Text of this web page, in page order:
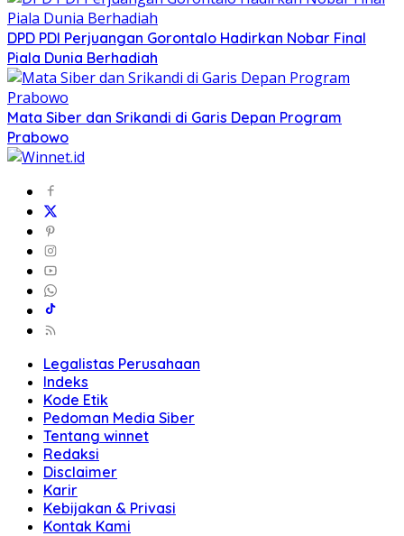
DPD PDI Perjuangan Gorontalo Hadirkan Nobar Final
Piala Dunia Berhadiah
Mata Siber dan Srikandi di Garis Depan Program
Prabowo
Legalistas Perusahaan
Indeks
Kode Etik
Pedoman Media Siber
Tentang winnet
Redaksi
Disclaimer
Karir
Kebijakan & Privasi
Kontak Kami